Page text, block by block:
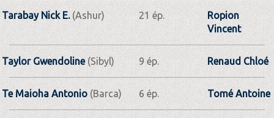
Tarabay Nick E.(Ashur) 21 ép.
Ropion
Vincent
Taylor Gwendoline(Sibyl) 9 ép. Renaud Chloé
Te Maioha Antonio (Barca) 6 ép. Tomé Antoine